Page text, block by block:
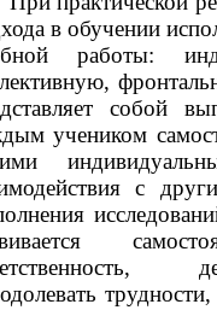
в обучении
работы:
собой
учеником
с